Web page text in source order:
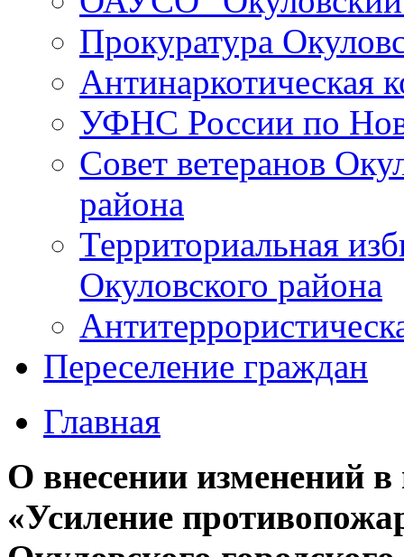
Прокуратура
Антинаркотическая
УФНС России по
Совет ветеранов
района
Территориальная
Окуловского района
Переселение граждан
Главная
О внесении изменений
«Усиление